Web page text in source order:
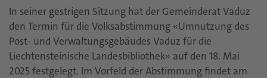
In seiner gestrigen Sitzung hat der Gemeinderat Vaduz
den Termin für die Volksabstimmung «Umnutzung des
Post- und Verwaltungsgebäudes Vaduz für die
Liechtensteinische Landesbibliothek» auf den 18. Mai
2025 festgelegt. Im Vorfeld der Abstimmung findet am